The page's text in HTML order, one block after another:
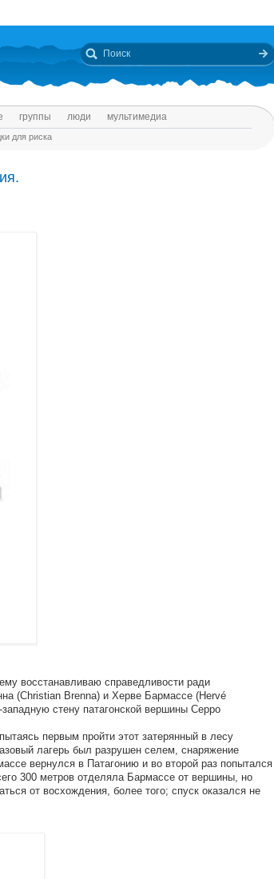
группы люди мультимедиа
для риска
восстанавливаю справедливости ради
(Christian Brenna) и Херве Бармассе (Hervé
стену патагонской вершины Серро
первым пройти этот затерянный в лесу
лагерь был разрушен селем, снаряжение
вернулся в Патагонию и во второй раз попытался
300 метров отделяла Бармассе от вершины, но
от восхождения, более того; спуск оказался не